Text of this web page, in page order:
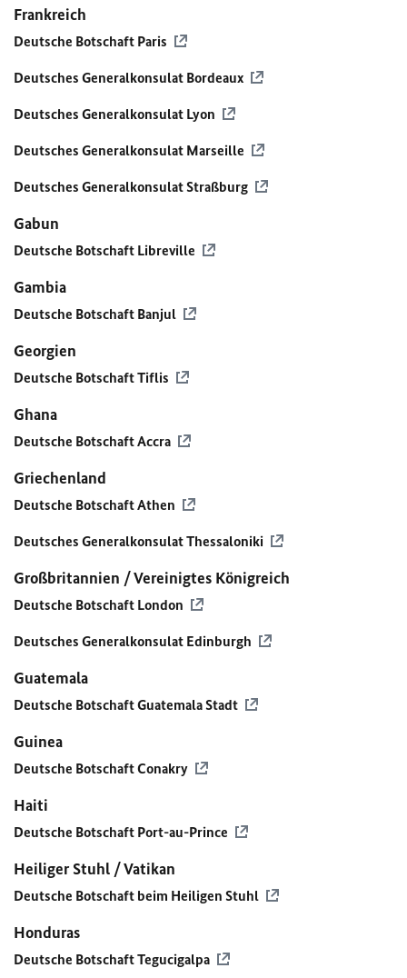
Frankreich
Deutsche Botschaft Paris
Deutsches Generalkonsulat Bordeaux
Deutsches Generalkonsulat Lyon
Deutsches Generalkonsulat Marseille
Deutsches Generalkonsulat Straßburg
Gabun
Deutsche Botschaft Libreville
Gambia
Deutsche Botschaft Banjul
Georgien
Deutsche Botschaft Tiflis
Ghana
Deutsche Botschaft Accra
Griechenland
Deutsche Botschaft Athen
Deutsches Generalkonsulat Thessaloniki
Großbritannien / Vereinigtes Königreich
Deutsche Botschaft London
Deutsches Generalkonsulat Edinburgh
Guatemala
Deutsche Botschaft Guatemala Stadt
Guinea
Deutsche Botschaft Conakry
Haiti
Deutsche Botschaft Port-au-Prince
Heiliger Stuhl / Vatikan
Deutsche Botschaft beim Heiligen Stuhl
Honduras
Deutsche Botschaft Tegucigalpa